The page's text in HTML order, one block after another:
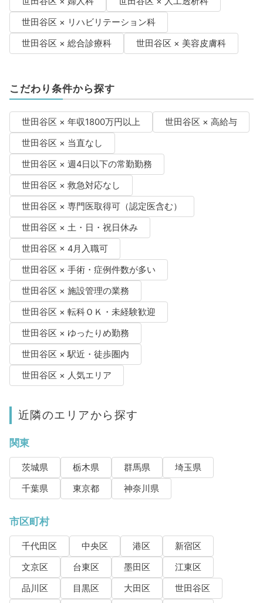
世田谷区 × リハビリテーション科
世田谷区 × 総合診療科
世田谷区 × 美容皮膚科
こだわり条件から探す
世田谷区 × 年収1800万円以上
世田谷区 × 高給与
世田谷区 × 当直なし
世田谷区 × 週4日以下の常勤勤務
世田谷区 × 救急対応なし
世田谷区 × 専門医取得可（認定医含む）
世田谷区 × 土・日・祝日休み
世田谷区 × 4月入職可
世田谷区 × 手術・症例件数が多い
世田谷区 × 施設管理の業務
世田谷区 × 転科ＯＫ・未経験歓迎
世田谷区 × ゆったりめ勤務
世田谷区 × 駅近・徒歩圏内
世田谷区 × 人気エリア
近隣のエリアから探す
関東
茨城県 栃木県 群馬県
埼玉県
千葉県
東京都 神奈川県
市区町村
千代田区 中央区 港区
新宿区
文京区
台東区 墨田区
江東区
品川区
目黒区 大田区
世田谷区